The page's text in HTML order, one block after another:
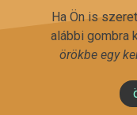
Ha Ön is
alábbi gombra
örökbe egy